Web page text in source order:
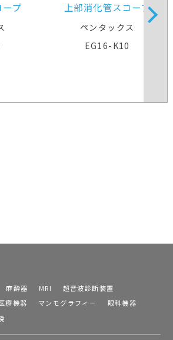
ープ 上部消化管スコープ
ペンタックス
EG16-K10
麻酔器 MRI
超音波診断装置
療機器 マンモグラフィー
眼科機器